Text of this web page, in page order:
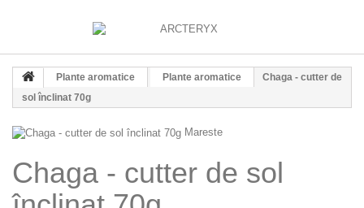
Plante aromatice Plante aromatice
Chaga - cutter de
sol înclinat 70g
Mareste
Chaga - cutter de sol